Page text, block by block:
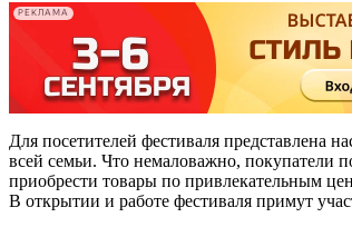
РЕКЛАМА
Для посетителей фестиваля представлена
всей семьи. Что немаловажно, покупатели
приобрести товары по привлекательным
В открытии и работе фестиваля примут